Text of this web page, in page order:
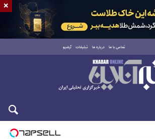
تماس با ما درباره ما تبلیغات آرشیو
۱۵ مرداد ۱۴۰۵
×